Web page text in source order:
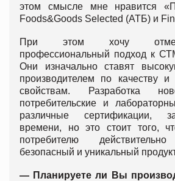
этом смысле мне нравится
Foods&Goods Selected (АТБ) и
При этом хочу
профессиональный подход к
Они изначально ставят
производителем по качеству и
свойствам. Разработка
потребительские и
различные сертификации,
времени, но это стоит того,
потребителю
безопасный и уникальный
— Планируете ли Вы